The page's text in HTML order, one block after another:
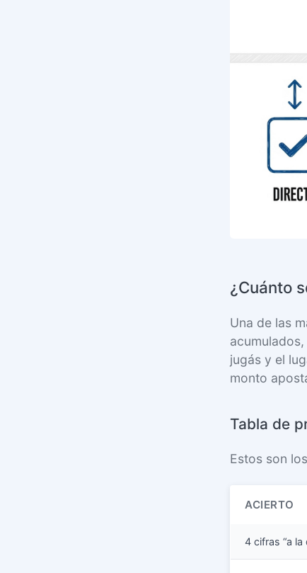
¿Cuánto
Una de las
jugás y el
monto
Tabla de
Estos son
ACIERTO
4 cifras “a la